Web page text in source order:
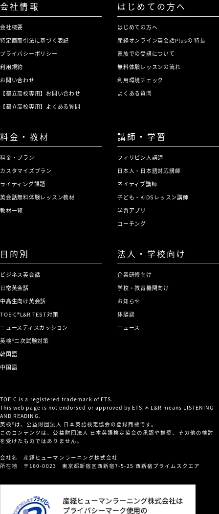
会社情報
会社概要
特定商取引法に基づく表記
プライバシーポリシー
利用規約
お問い合わせ
【都立高校専用】お問い合わせ
【都立高校専用】よくある質問
はじめての方へ
はじめての方へ
産経オンライン英会話Plusの 特長
家族での受講について
無料体験レッスンの流れ
利用環境チェック
よくある質問
料金・教材
料金・プラン
カスタマイズプラン
ライティング課題
英会話無料体験レッスン教材
教材一覧
講師・学習
フィリピン人講師
日本人・日本語対応講師
ネイティブ講師
子ども・KIDSレッスン講師
学習アプリ
コーチング
目的別
ビジネス英会話
日常英会話
中高生向け英会話
TOEIC®L&R TEST対策
ニュースディスカッション
英検®二次試験対策
韓国語
中国語
法人・学校向け
企業研修向け
学校・教育機関向け
お知らせ
体験談
ニュース
TOEIC is a registered trademark of ETS.
This web page is not endorsed or approved by ETS.＊L&R means LISTENING
AND READING.
英検®は、公益財団法人 日本英語検定協会の登録商標です。
このコンテンツは、公益財団法人 日本英語検定協会の承認や推奨、その他の検討
を受けたものではありません。
会社名 産経ヒューマンラーニング株式会社
所在地 〒160-0023 東京都新宿区西新宿7-5-25 西新宿プライムスクエア